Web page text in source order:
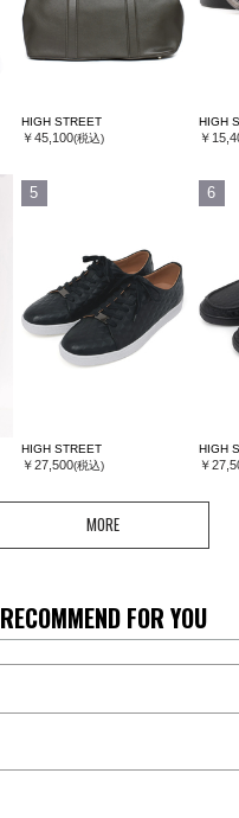
HIGH STREET
￥45,100(税込)
HIGH
￥
5
HIGH STREET
￥27,500(税込)
6
HIGH
￥
MORE
RECOMMEND FOR YOU